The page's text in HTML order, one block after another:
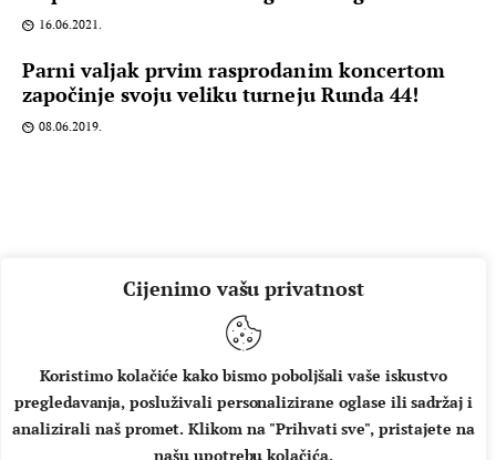
Cijenimo vašu privatnost
Koristimo kolačiće kako bismo poboljšali vaše iskustvo
pregledavanja, posluživali personalizirane oglase ili sadržaj i
analizirali naš promet. Klikom na "Prihvati sve", pristajete na
našu upotrebu kolačića.
16.06.2021.
Parni valjak prvim rasprodanim koncertom
započinje svoju veliku turneju Runda 44!
08.06.2019.
O NAMA IMPRESSUM UVJETI KORIŠTENJA